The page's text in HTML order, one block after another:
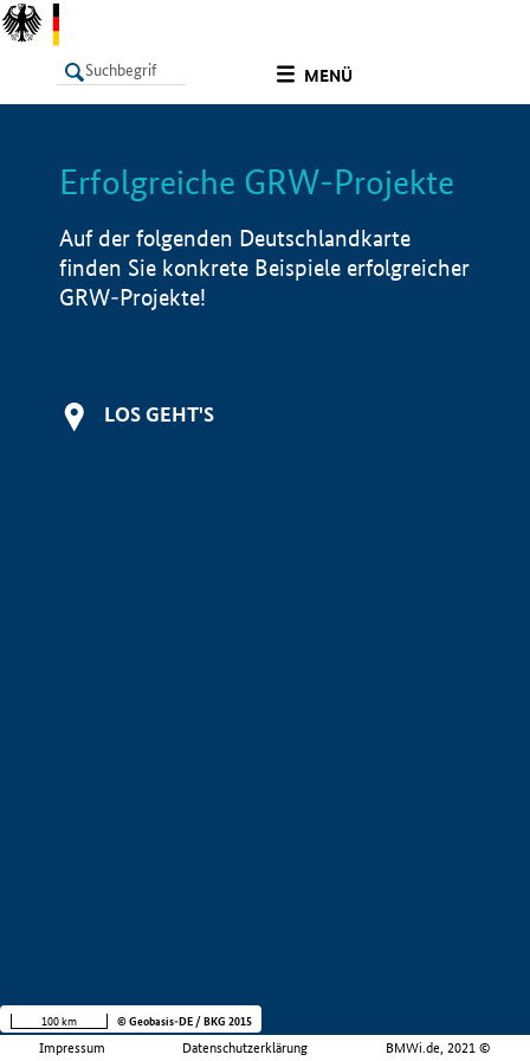
MENÜ
LISTE Info
Erfolgreiche GRW-Projekte
Auf der folgenden Deutschlandkarte
finden Sie konkrete Beispiele erfolgreicher
GRW-Projekte!
LOS GEHT'S
Impressum Datenschutzerklärung BMWi.de, 2021 ©
100 km © Geobasis-DE / BKG 2015